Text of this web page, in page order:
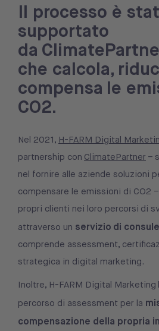
Il processo è
supportato
da
che calcola,
compensa le
CO2.
Nel 2021, H-FARM Digital
partnership con ClimatePartner –
nel fornire alle aziende soluzioni
compensare le emissioni di CO2
propri clienti nei loro percorsi di
attraverso un servizio di
comprende assessment,
strategica in digital marketing.
Inoltre, H-FARM Digital Marketing
percorso di assessment per la
compensazione della propria